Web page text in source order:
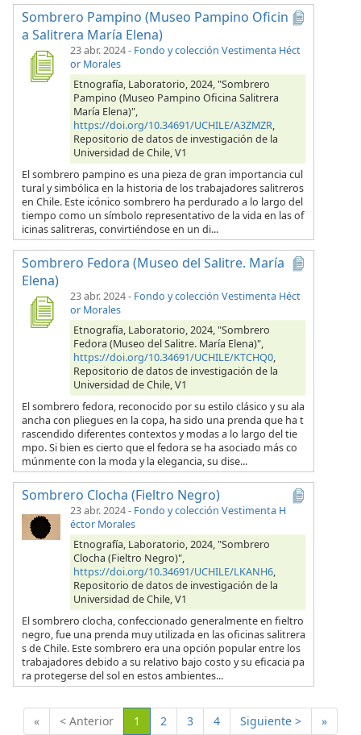
Sombrero Pampino (Museo Pampino Oficin
a Salitrera María Elena)
23 abr. 2024- Fondo y colección Vestimenta Héct
or Morales
Etnografía, Laboratorio, 2024, "Sombrero
Pampino (Museo Pampino Oficina Salitrera
María Elena)",
https://doi.org/10.34691/UCHILE/A3ZMZR,
Repositorio de datos de investigación de la
Universidad de Chile, V1
El sombrero pampino es una pieza de gran importancia cul
tural y simbólica en la historia de los trabajadores salitreros
en Chile. Este icónico sombrero ha perdurado a lo largo del
tiempo como un símbolo representativo de la vida en las of
icinas salitreras, convirtiéndose en un di...
Sombrero Fedora (Museo del Salitre. María
Elena)
23 abr. 2024- Fondo y colección Vestimenta Héct
or Morales
Etnografía, Laboratorio, 2024, "Sombrero
Fedora (Museo del Salitre. María Elena)",
https://doi.org/10.34691/UCHILE/KTCHQ0,
Repositorio de datos de investigación de la
Universidad de Chile, V1
El sombrero fedora, reconocido por su estilo clásico y su ala
ancha con pliegues en la copa, ha sido una prenda que ha t
rascendido diferentes contextos y modas a lo largo del tie
mpo. Si bien es cierto que el fedora se ha asociado más co
múnmente con la moda y la elegancia, su dise...
Sombrero Clocha (Fieltro Negro)
23 abr. 2024- Fondo y colección Vestimenta H
éctor Morales
Etnografía, Laboratorio, 2024, "Sombrero
Clocha (Fieltro Negro)",
https://doi.org/10.34691/UCHILE/LKANH6,
Repositorio de datos de investigación de la
Universidad de Chile, V1
El sombrero clocha, confeccionado generalmente en fieltro
negro, fue una prenda muy utilizada en las oficinas salitrera
s de Chile. Este sombrero era una opción popular entre los
trabajadores debido a su relativo bajo costo y su eficacia pa
ra protegerse del sol en estos ambientes...
« < Anterior 1 (Actual)
2 3 4 Siguiente > »